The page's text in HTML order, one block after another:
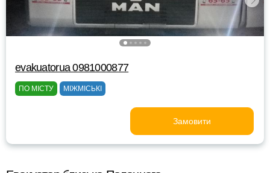
evakuatorua 0981000877
ПО МІСТУ МІЖМІСЬКІ
Замовити